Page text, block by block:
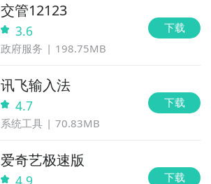
交管12123
3.6
政府服务 198.75MB
下载
讯飞输入法
4.7
系统工具 70.83MB
下载
爱奇艺极速版
4.9 下载